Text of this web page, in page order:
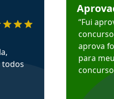
todos
“Fui
aprova
para